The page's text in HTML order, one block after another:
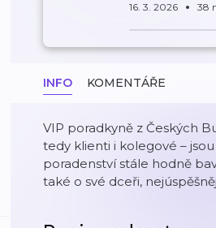
16. 3. 2026 38
INFO KOMENTÁŘE
VIP poradkyně z Českých
tedy klienti i kolegové –
poradenství stále hodně
také o své dceři,